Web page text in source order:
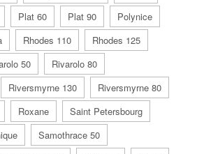
Plat 60 Plat 90
Polynice
Rhodes 110
Rhodes 125
50
Rivarolo 80
Riversmyrne 130
Riversmyrne 80
Roxane
Saint Petersbourg
Samothrace 50